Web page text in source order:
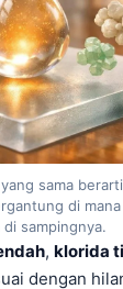
sama
di
sampingnya.
, klorida
dengan